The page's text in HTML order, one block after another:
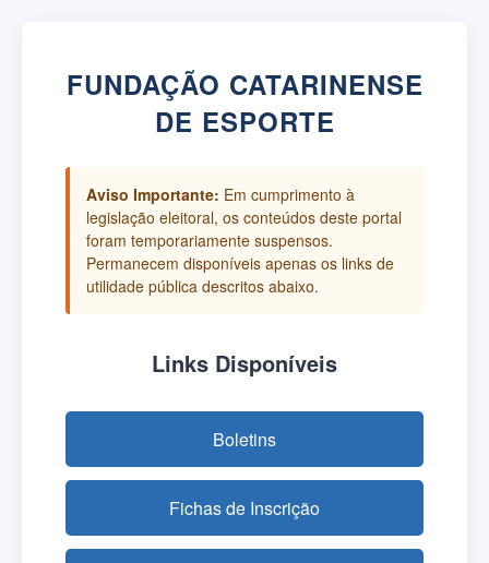
FUNDAÇÃO CATARINENSE
DE ESPORTE
Aviso Importante: Em cumprimento à
legislação eleitoral, os conteúdos deste portal
foram temporariamente suspensos.
Permanecem disponíveis apenas os links de
utilidade pública descritos abaixo.
Links Disponíveis
Boletins
Fichas de Inscrição